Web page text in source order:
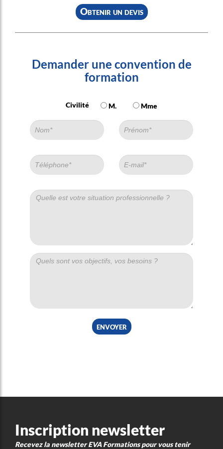
Obtenir un devis
Demander une convention de
formation
Civilité M. Mme
envoyer
Inscription newsletter
Recevez la newsletter EVA Formations pour vous tenir